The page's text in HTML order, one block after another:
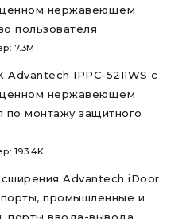
нержавеющем
пользователя
7.3M
IPPC-5211WS с
нержавеющем
по монтажу защитного
193.4K
Advantech iDoor
промышленные и
порты ввода-вывода,